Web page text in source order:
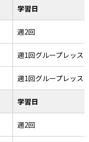
学習日
週2回
週1回グループレッス
週1回グループレッス
学習日
週2回